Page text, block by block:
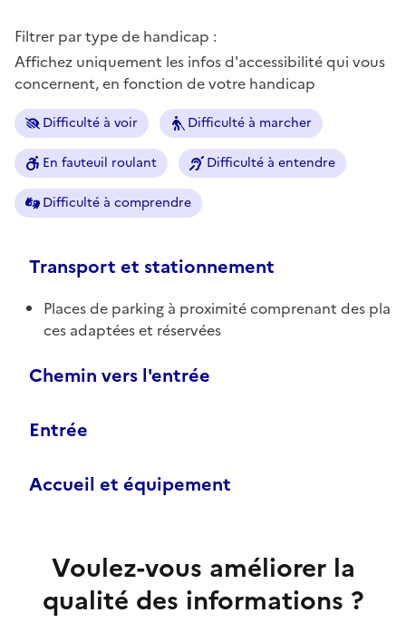
Filtrer par type de handicap :
Affichez uniquement les infos d'accessibilité qui vous
concernent, en fonction de votre handicap
Difficulté à voir Difficulté à marcher
En fauteuil roulant Difficulté à entendre
Difficulté à comprendre
Transport et stationnement
Places de parking à proximité comprenant des pla
ces adaptées et réservées
Chemin vers l'entrée
Entrée
Accueil et équipement
Voulez-vous améliorer la
qualité des informations ?